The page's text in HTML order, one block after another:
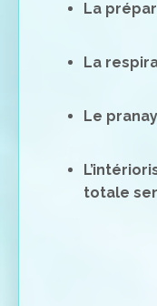
La
La
Le
totale